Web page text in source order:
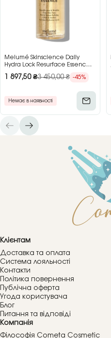
Melumé Skinscience Daily
Hydra Lock Resurface Essence
обличчя з кислотами, 150 мл
1 897,50₴3 450,00₴ -45%
Немає в наявності
Клієнтам
Доставка та оплата
Система лояльності
Контакти
Політика повернення
Публічна оферта
Угода користувача
Блог
Питання та відповіді
Компанія
Філософія Cometa Cosmetic